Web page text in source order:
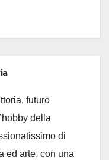
futuro
della
di
ed arte, con una